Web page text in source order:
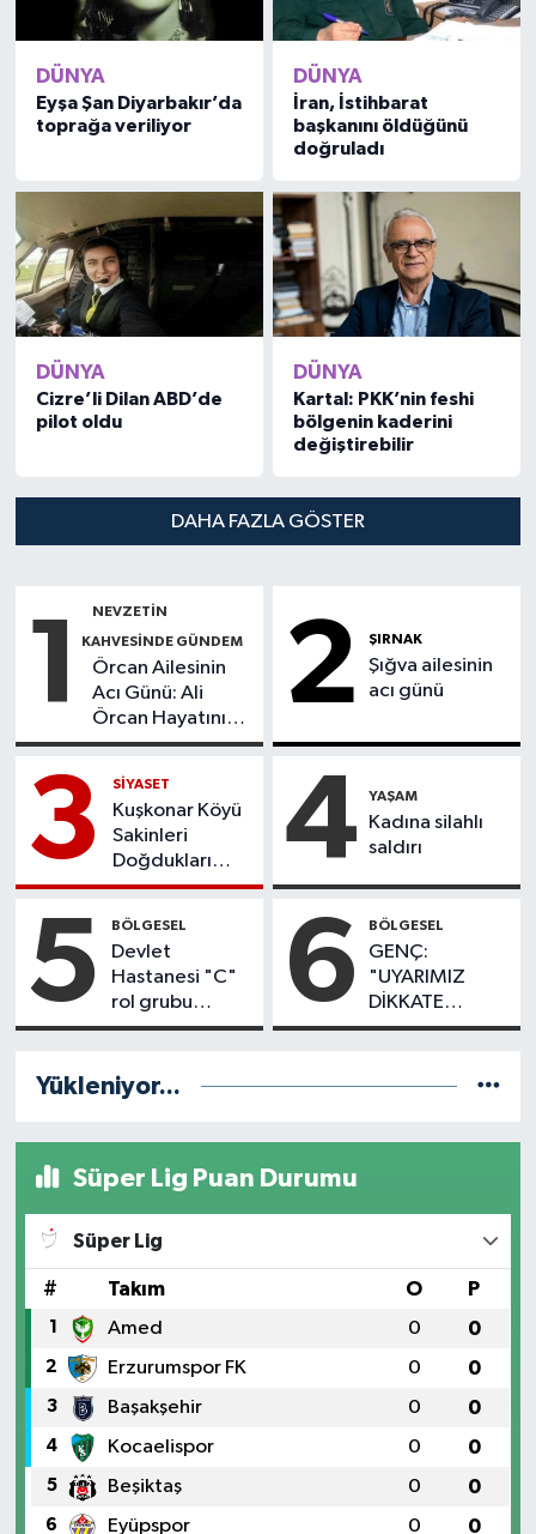
DÜNYA
Eyşa Şan Diyarbakır’da
toprağa veriliyor
DÜNYA
İran, İstihbarat
başkanını öldüğünü
doğruladı
DÜNYA
Cizre’li Dilan ABD’de
pilot oldu
DÜNYA
Kartal: PKK’nin feshi
bölgenin kaderini
değiştirebilir
DAHA FAZLA GÖSTER
1 NEVZETİN
KAHVESİNDE GÜNDEM
Örcan Ailesinin
Acı Günü: Ali
Örcan Hayatını
Kaybetti
2 ŞIRNAK
Şığva ailesinin
acı günü
3 SİYASET
Kuşkonar Köyü
Sakinleri
Doğdukları
Topraklara
4 YAŞAM
Kadına silahlı
saldırı
5 BÖLGESEL
Devlet
Hastanesi "C"
rol grubu
hastane
yükseltildi
6 BÖLGESEL
GENÇ:
"UYARIMIZ
DİKKATE
ALINMADI,
Yükleniyor...
Süper Lig Puan Durumu
Süper Lig
# Takım O P
1 Amed 0 0
2 Erzurumspor FK 0 0
3 Başakşehir 0 0
4 Kocaelispor 0 0
5 Beşiktaş 0 0
6 Eyüpspor 0 0